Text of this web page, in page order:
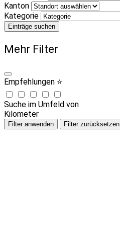
Kanton
Kategorie
Einträge suchen
Mehr Filter
Empfehlungen ⭐
Suche im Umfeld von
Kilometer
Filter anwenden Filter zurücksetzen